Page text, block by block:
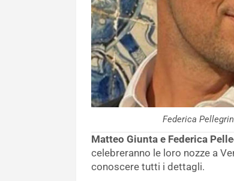
Federica
Matteo Giunta e Federica
celebreranno le loro nozze a
conoscere tutti i dettagli.